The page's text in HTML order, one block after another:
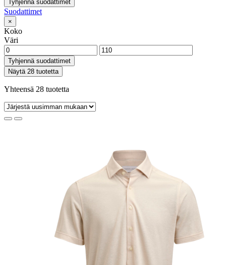
Tyhjennä suodattimet
Suodattimet
×
Koko
Väri
Tyhjennä suodattimet
Näytä 28 tuotetta
Yhteensä 28 tuotetta